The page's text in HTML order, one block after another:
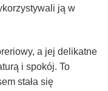
ją w
a jej delikatne
i spokój. To
stała się